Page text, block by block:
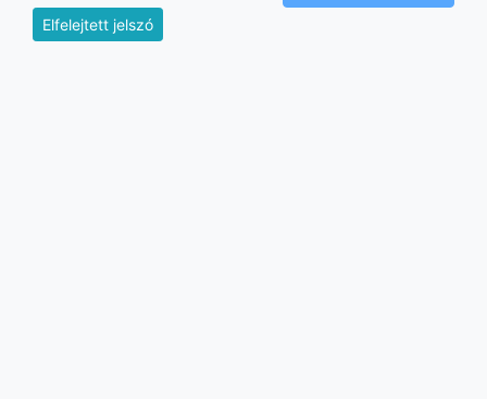
Elfelejtett jelszó